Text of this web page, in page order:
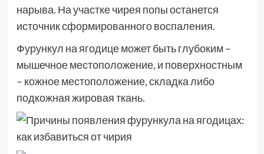
нарыва. На участке чирея попы останется
источник сформированного воспаления.
Фурункул на ягодице может быть глубоким –
мышечное местоположение, и поверхностным
– кожное местоположение, складка либо
подкожная жировая ткань.